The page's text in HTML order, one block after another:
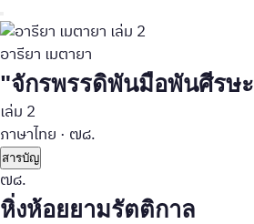
อารียา เมตายา
"จักรพรรดิพันมือพันศีรษ
เล่ม 2
ภาษาไทย · ๗๘.
สารบัญ
๗๘.
หิ่งห้อยยามรัตติกาล